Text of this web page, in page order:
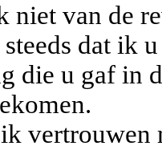
niet van de
dat ik
die u gaf in
vertrouwen